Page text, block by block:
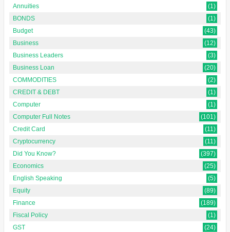
Annuities
(1)
BONDS
(1)
Budget
(43)
Business
(12)
Business Leaders
(3)
Business Loan
(20)
COMMODITIES
(2)
CREDIT & DEBT
(1)
Computer
(1)
Computer Full Notes
(101)
Credit Card
(11)
Cryptocurrency
(11)
Did You Know?
(397)
Economics
(25)
English Speaking
(5)
Equity
(89)
Finance
(189)
Fiscal Policy
(1)
GST
(24)